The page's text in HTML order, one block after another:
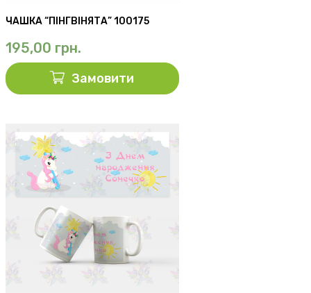
ЧАШКА “ПІНГВІНЯТА” 100175
195,00 грн.
Замовити